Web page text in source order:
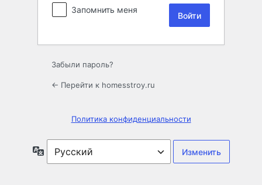
Запомнить меня
Забыли пароль?
← Перейти к homesstroy.ru
Политика конфиденциальности
Язык